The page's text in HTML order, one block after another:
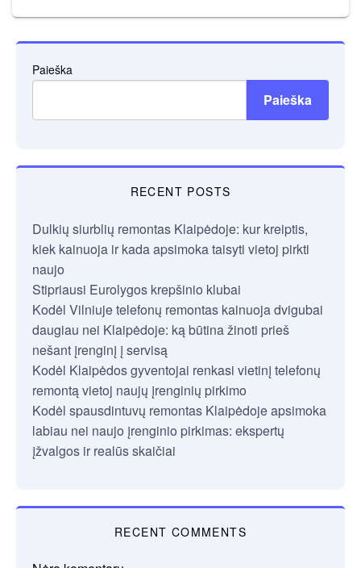
Paieška
Paieška
RECENT POSTS
Dulkių siurblių remontas Klaipėdoje: kur kreiptis,
kiek kainuoja ir kada apsimoka taisyti vietoj pirkti
naujo
Stipriausi Eurolygos krepšinio klubai
Kodėl Vilniuje telefonų remontas kainuoja dvigubai
daugiau nei Klaipėdoje: ką būtina žinoti prieš
nešant įrenginį į servisą
Kodėl Klaipėdos gyventojai renkasi vietinį telefonų
remontą vietoj naujų įrenginių pirkimo
Kodėl spausdintuvų remontas Klaipėdoje apsimoka
labiau nei naujo įrenginio pirkimas: ekspertų
įžvalgos ir realūs skaičiai
RECENT COMMENTS